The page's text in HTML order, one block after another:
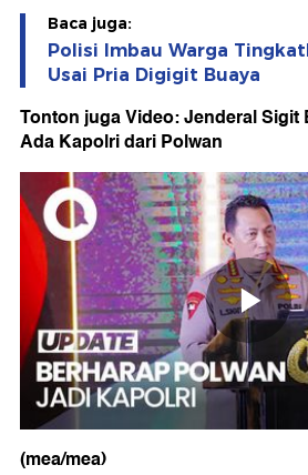
Baca juga:
Polisi Imbau Warga
Usai Pria Digigit Buaya
Tonton juga Video: Jenderal Sigit
Ada Kapolri dari Polwan
(mea/mea)